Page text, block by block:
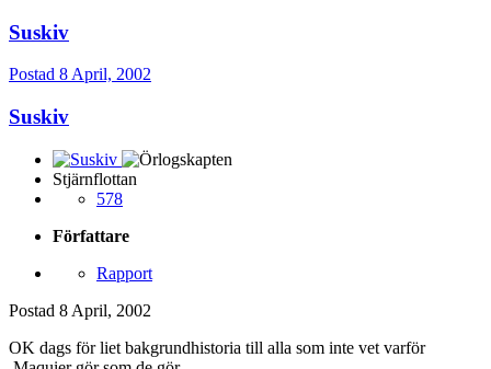
Suskiv
Postad 8 April, 2002
Suskiv
Stjärnflottan
578
Författare
Rapport
Postad 8 April, 2002
OK dags för liet bakgrundhistoria till alla som inte vet varför